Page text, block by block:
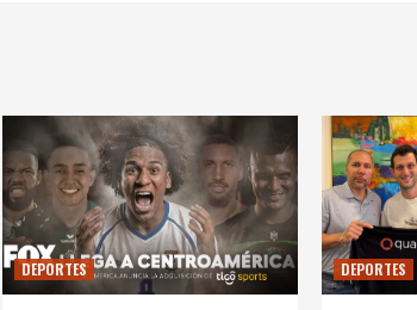
DEPORTES DEPORTES